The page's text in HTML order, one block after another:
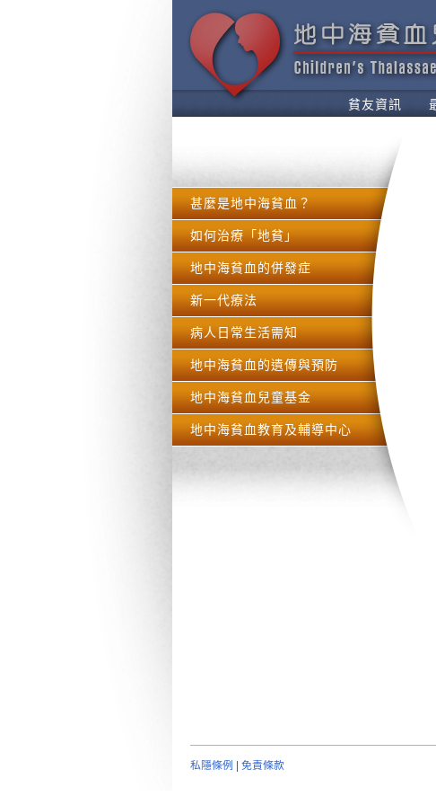
貧友資訊
甚麼是地中海貧血？
如何治療「地貧」
地中海貧血的併發症
新一代療法
病人日常生活需知
地中海貧血的遺傳與預防
地中海貧血兒童基金
地中海貧血教育及輔導中心
私隱條例 | 免責條款